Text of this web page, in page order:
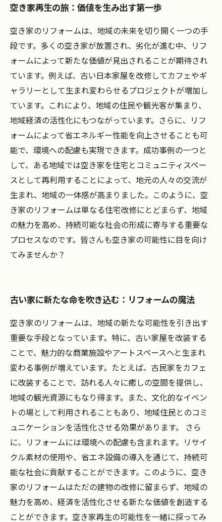
空き家問題解決のカギ：持続可能な地域活性化
の提案
リフォームの力で地域の魅力を引き出す
未来へつなげる空き家再生：地域と共に歩む挑
戦
空き家再生の旅：価値を生み出す第一歩
空き家のリフォームは、地域の未来を切り開く一つの手
段です。多くの空き家が放置され、劣化が進む中、リフ
ォームによって新たな価値が見出されることが期待され
ています。例えば、古い日本家屋を改修してカフェやギ
ャラリーとして生まれ変わらせるプロジェクトが増加し
ています。これにより、地域の住民や観光客が集まり、
地域経済の活性化にもつながっています。さらに、リフ
ォームによって省エネルギー性能を向上させることも可
能で、環境への配慮も実現できます。成功事例の一つと
して、ある地域では空き家を住宅とコミュニティスペー
スとして再利用することによって、地元の人々の交流が
生まれ、地域の一体感が高まりました。このように、空
き家のリフォームは単なる住宅改修にとどまらず、地域
の魅力を高め、持続可能な社会の形成に寄与する重要な
プロセスなのです。皆さんも空き家の可能性に目を向け
てみませんか？
古い家に新たな命を吹き込む：リフォームの魔法
空き家のリフォームは、地域の新たな可能性を引き出す
重要な手段となっています。特に、古い家屋を改装する
ことで、魅力的な商業施設やアートスペースへと生まれ
変わる事例が増えています。たとえば、古民家をカフェ
に改装することで、訪れる人々に癒しの空間を提供し、
地域の観光資源にもなり得ます。また、文化的なイベン
トの場として利用されることもあり、地域住民とのコミ
ュニケーションを活性化させる効果があります。 さら
に、リフォームには環境への配慮も含まれます。リサイ
クル素材の使用や、省エネ設備の導入を通じて、持続可
能な社会に貢献することができます。このように、空き
家のリフォームはただの建物の改修に留まらず、地域の
魅力を高め、経済を活性化させる新たな価値を創造する
ことができます。空き家再生の可能性を一緒に探ってみ